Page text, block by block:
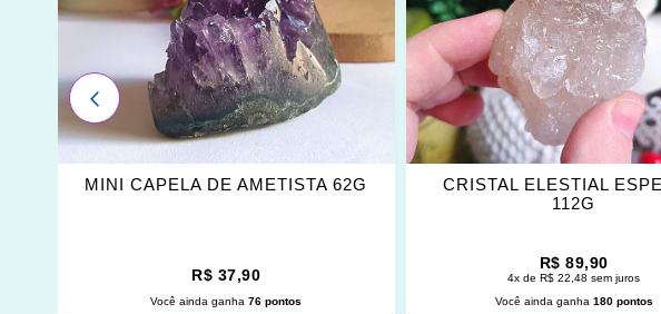
FAVORITOS
MINI CAPELA DE AMETISTA 62G
R$ 37,90
Você ainda ganha76 pontos
FAVORITOS
CRISTAL ELESTIAL
112G
R$ 89,90
4x de R$ 22,48 sem juros
Você ainda ganha 180 pontos
ANTERIOR